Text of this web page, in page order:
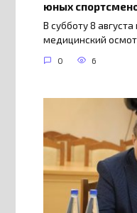
юных
В субботу 8
медицинский
0 6